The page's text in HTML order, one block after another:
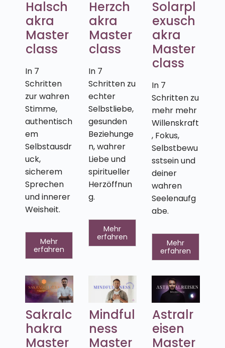
Halsch
akra
Master
class
In 7
Schritten
zur wahren
Stimme,
authentisch
em
Selbstausdr
uck,
sicherem
Sprechen
und innerer
Weisheit.
Mehr
erfahren
Herzch
akra
Master
class
In 7
Schritten zu
echter
Selbstliebe,
gesunden
Beziehunge
n, wahrer
Liebe und
spiritueller
Herzöffnun
g.
Mehr
erfahren
Solarpl
exusch
akra
Master
class
In 7
Schritten zu
mehr mehr
Willenskraft
, Fokus,
Selbstbewu
sstsein und
deiner
wahren
Seelenaufg
abe.
Mehr
erfahren
Sakralc
hakra
Master
Mindful
ness
Master
Astralr
eisen
Master